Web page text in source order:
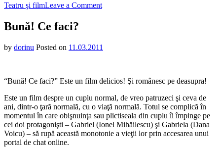
Teatru şi filmLeave a Commenton
Bună! Ce faci?
by dorinu Posted on 11.03.2011
“Bună! Ce faci?” Este un film delicios! Şi românesc pe deasupra!
Este un film despre un cuplu normal, de vreo patruzeci şi ceva de
ani, dintr-o ţară normală, cu o viaţă normală. Totul se complică în
momentul în care obişnuinţa sau plictiseala din cuplu îi împinge pe
cei doi protagonişti – Gabriel (Ionel Mihăilescu) şi Gabriela (Dana
Voicu) – să rupă această monotonie a vieţii lor prin accesarea unui
portal de chat online.